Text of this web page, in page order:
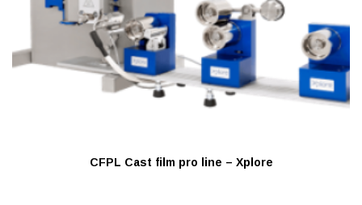
CFPL Cast film pro line – Xplore